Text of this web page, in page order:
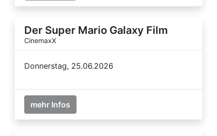
Der Super Mario Galaxy Film
CinemaxX
Donnerstag, 25.06.2026
mehr Infos